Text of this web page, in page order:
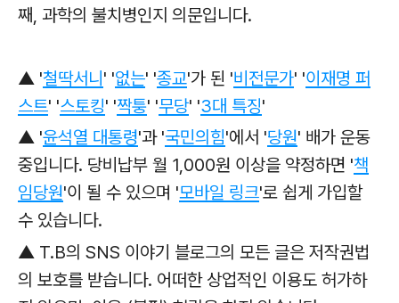
째, 과학의 불치병인지 의문입니다.
▲ '철딱서니 ' '없는' '종교'가 된 '비전문가' '이재명 퍼
스트' '스토킹' '짝퉁' '무당' '3대 특징'
▲ '윤석열 대통령'과 '국민의힘'에서 '당원' 배가 운동
중입니다. 당비납부 월 1,000원 이상을 약정하면 '책
임당원'이 될 수 있으며 '모바일 링크'로 쉽게 가입할
수 있습니다.
▲ T.B의 SNS 이야기 블로그의 모든 글은 저작권법
의 보호를 받습니다. 어떠한 상업적인 이용도 허가하